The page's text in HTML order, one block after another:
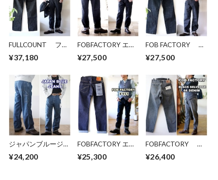
FULLCOUNT フル
カウント ブラック
ジーンズ デニム
"1101BK" Straight
Black Denim ストレ
ート ブラック デニ
ム セルビッチ セル
ビッジ
¥37,180
FOBFACTORY エフ
オービーファクトリ
ー F-165 セルヴィッ
ビンテージジーンズ
¥27,500
FOB FACTORY エ
フオービーファクト
リー F143 ワイ
ム セルビッチデニ
ム メンズジーンズ
¥27,500
ジャパンブルージー
ンズ
JAPANBLUEJEANS
¥24,200
FOBFACTORY エフ
オービーファクトリ
ー F151 デニム ジ
¥25,300
FOBFACTORY エ
フオービーファクト
リー ブラックジ
¥26,400